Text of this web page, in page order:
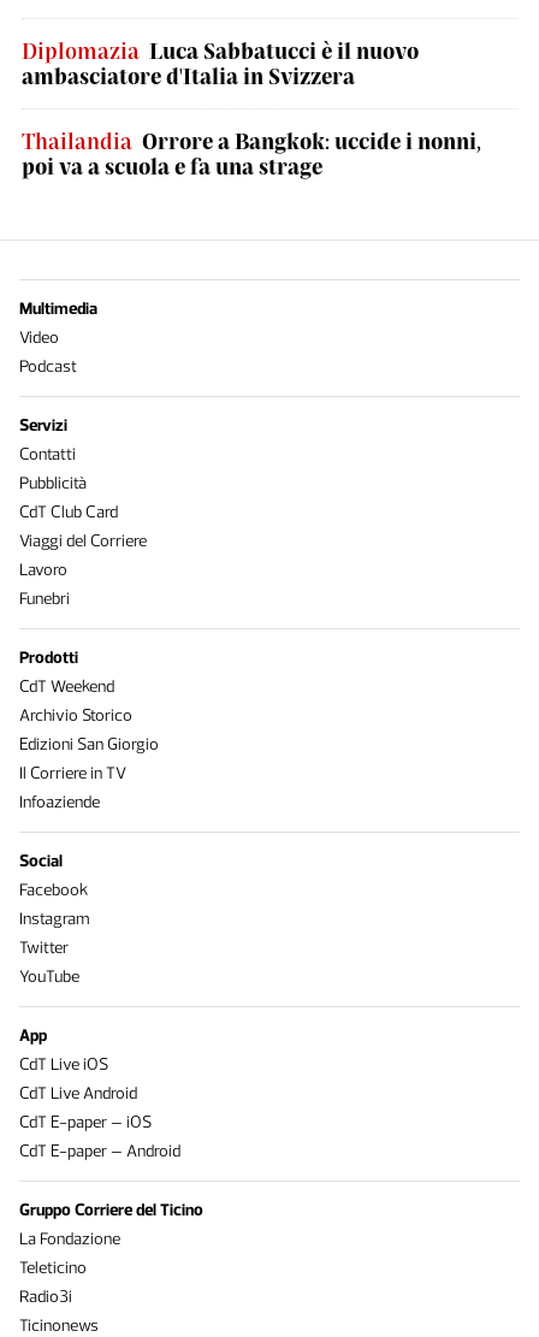
Diplomazia Luca Sabbatucci è il nuovo
ambasciatore d'Italia in Svizzera
Thailandia Orrore a Bangkok: uccide i nonni,
poi va a scuola e fa una strage
Multimedia
Video
Podcast
Servizi
Contatti
Pubblicità
CdT Club Card
Viaggi del Corriere
Lavoro
Funebri
Prodotti
CdT Weekend
Archivio Storico
Edizioni San Giorgio
Il Corriere in TV
Infoaziende
Social
Facebook
Instagram
Twitter
YouTube
App
CdT Live iOS
CdT Live Android
CdT E-paper – iOS
CdT E-paper – Android
Gruppo Corriere del Ticino
La Fondazione
Teleticino
Radio3i
Ticinonews